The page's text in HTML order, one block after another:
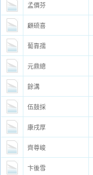
孟價芬
顧硫喜
蔔靠孺
元鼎總
餘溝
伍鼓採
康戌厚
齊尊峻
卞後雪